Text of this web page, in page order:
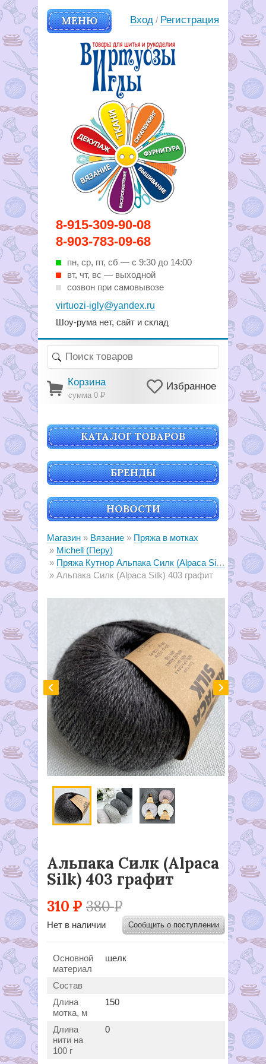
8-915-309-90-08
8-903-783-09-68
пн, ср, пт, cб — с 9:30 до 14:00
вт, чт, вс — выходной
созвон при самовывозе
virtuozi-igly@yandex.ru
Шоу-рума нет, сайт и склад
МЕНЮ
Вирутозы иглы. Товары для
шитья и рукоделья
Вход / Регистрация
Корзина
сумма 0Р
Избранное
КАТАЛОГ ТОВАРОВ
БРЕНДЫ
НОВОСТИ
Магазин Вязание
Пряжа в мотках
Michell (Перу)
Пряжа Кутнор Альпака Силк (Alpaca Silk)
Альпака Силк (Alpaca Silk) 403 графит
Альпака Силк (Alpaca
Silk) 403 графит
310 Р 380Р
Нет в наличии Сообщить о поступлении
Основной
материал
шелк
Состав
Длина
мотка, м
150
Длина
нити на
100 г
0